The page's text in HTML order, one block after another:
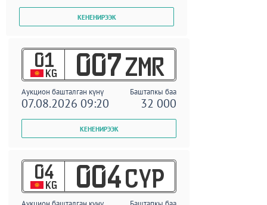
01
KG 007 ZMR
Аукцион башталган күнү Баштапкы баа
07.08.2026 09:20 32 000
04
KG 004 CYP